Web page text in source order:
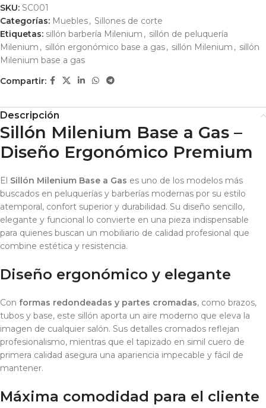
SKU: SC001
Categorías: Muebles, Sillones de corte
Etiquetas: sillón barbería Milenium , sillón de peluquería
Milenium , sillón ergonómico base a gas, sillón Milenium , sillón
Milenium base a gas
Compartir:
Descripción
Sillón Milenium Base a Gas –
Diseño Ergonómico Premium
El Sillón Milenium Base a Gas es uno de los modelos más
buscados en peluquerías y barberías modernas por su estilo
atemporal, confort superior y durabilidad. Su diseño sencillo,
elegante y funcional lo convierte en una pieza indispensable
para quienes buscan un mobiliario de calidad profesional que
combine estética y resistencia.
Diseño ergonómico y elegante
Con formas redondeadas y partes cromadas, como brazos,
tubos y base, este sillón aporta un aire moderno que eleva la
imagen de cualquier salón. Sus detalles cromados reflejan
profesionalismo, mientras que el tapizado en simil cuero de
primera calidad asegura una apariencia impecable y fácil de
mantener.
Máxima comodidad para el cliente